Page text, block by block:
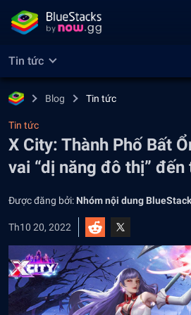
Tin tức
Blog Tin tức
Tin tức
X City: Thành Phố Bất
vai “dị năng đô thị”
Được đăng bởi: Nhóm nội dung
Th10 20, 2022